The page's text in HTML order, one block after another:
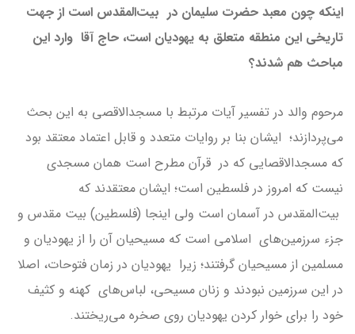
اینکه چون معبد حضرت سلیمان در بیت‌المقدس است از جهت
تاریخی این منطقه متعلق به یهودیان است، حاج آقا وارد این
مباحث هم شدند؟
مرحوم والد در تفسیر آیات مرتبط با مسجدالاقصی به این بحث
می‌پردازند؛ ایشان بنا بر روایات متعدد و قابل اعتماد معتقد بود
که مسجدالاقصایی که در قرآن مطرح است همان مسجدی
نیست که امروز در فلسطین است؛ ایشان معتقدند که
بیت‌المقدس در آسمان است ولی اینجا (فلسطین) بیت مقدس و
جزء سرزمین‌های اسلامی است که مسیحیان آن را از یهودیان و
مسلمین از مسیحیان گرفتند؛ زیرا یهودیان در زمان فتوحات، اصلا
در این سرزمین نبودند و زنان مسیحی، لباس‌های کهنه‌ و کثیف
خود را برای خوار کردن یهودیان روی صخره می‌ریختند.